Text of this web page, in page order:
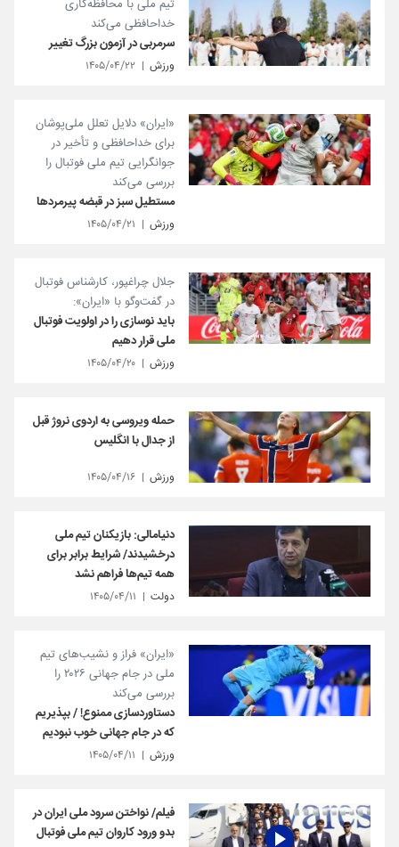
تیم ملی با محافظه‌کاری
خداحافظی می‌کند
سرمربی در آزمون بزرگ تغییر
ورزش ۱۴۰۵/۰۴/۲۲
«ایران» دلایل تعلل ملی‌پوشان
برای خداحافظی و تأخیر در
جوانگرایی تیم ملی فوتبال را
بررسی می‌کند
مستطیل سبز در قبضه پیرمردها
ورزش ۱۴۰۵/۰۴/۲۱
جلال چراغپور، کارشناس فوتبال
در گفت‌و‌گو با «ایران»:
باید نوسازی را در اولویت فوتبال
ملی قرار دهیم
ورزش ۱۴۰۵/۰۴/۲۰
حمله ویروسی به اردوی نروژ قبل
از جدال با انگلیس
ورزش ۱۴۰۵/۰۴/۱۶
دنیامالی: بازیکنان تیم ملی
درخشیدند/ شرایط برابر برای
همه تیم‌ها فراهم نشد
دولت ۱۴۰۵/۰۴/۱۱
«ایران» فراز و نشیب‌های تیم
ملی در جام جهانی ۲۰۲۶ را
بررسی می‌کند
دستاوردسازی ممنوع! / بپذیریم
که در جام جهانی خوب نبودیم
ورزش ۱۴۰۵/۰۴/۱۱
فیلم/ نواختن سرود ملی ایران در
بدو ورود کاروان تیم ملی فوتبال